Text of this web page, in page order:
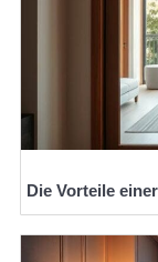
Die Vorteile